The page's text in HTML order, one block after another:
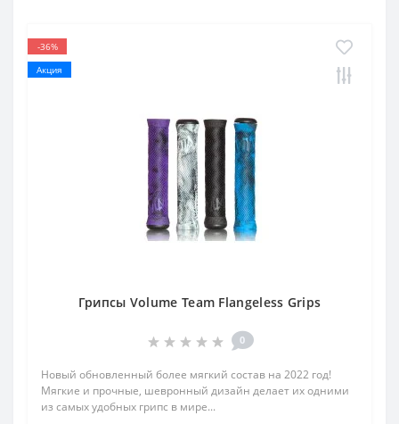
-36%
Акция
Грипсы Volume Team Flangeless Grips
0
Новый обновленный более мягкий состав на 2022 год!
Мягкие и прочные, шевронный дизайн делает их одними
из самых удобных грипс в мире...